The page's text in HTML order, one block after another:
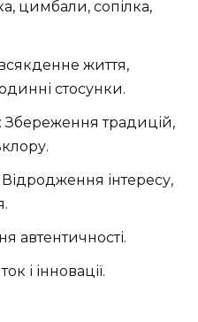
цимбали, сопілка,
життя,
стосунки.
Збереження традицій,
інтересу,
автентичності.
і інновації.